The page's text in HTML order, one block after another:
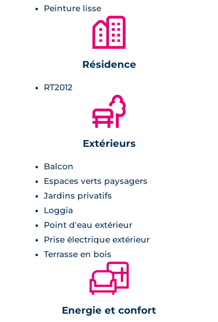
Chaque appartement est équipé de parquet
stratifié dans les chambres, de volets roulants
électriques, de peinture lisse sur les murs et
d'une cuisine aménagée et meublée pour
Enfin, une terrasse bois est également
présente pour profiter de moments de
Peinture lisse
🏙
Résidence
RT2012
🌲
Extérieurs
Balcon
Espaces verts paysagers
Jardins privatifs
Loggia
Point d'eau extérieur
Prise électrique extérieur
Terrasse en bois
🛋
Energie et confort